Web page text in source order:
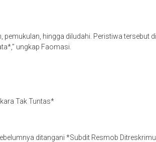
pemukulan, hingga diludahi. Peristiwa tersebut
ungkap Faomasi.
Tak Tuntas*